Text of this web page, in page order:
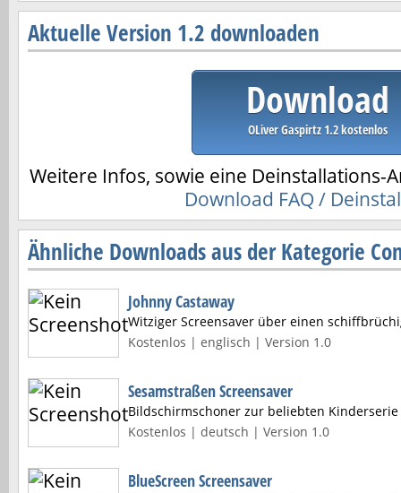
Aktuelle Version 1.2 downloaden
Download
OLiver Gaspirtz 1.2 kostenlos
Weitere Infos, sowie eine Deinstallations-
Download FAQ /
Ähnliche Downloads aus der Kategorie
Johnny Castaway
Witziger Screensaver über einen
Kostenlos | englisch | Version 1.0
Sesamstraßen Screensaver
Bildschirmschoner zur beliebten Kinderserie
Kostenlos | deutsch | Version 1.0
BlueScreen Screensaver